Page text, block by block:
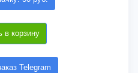
в корзину
Telegram